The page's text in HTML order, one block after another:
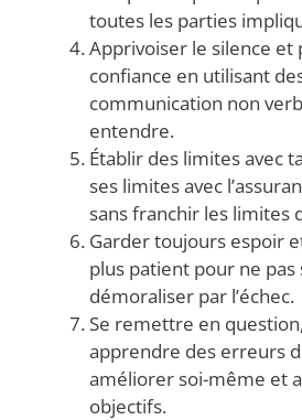
toutes les parties
Apprivoiser le silence et
confiance en utilisant
communication non
entendre.
Établir des limites avec
ses limites avec
sans franchir les limites
Garder toujours espoir
plus patient pour ne pas
démoraliser par l’échec.
Se remettre en
apprendre des erreurs
améliorer soi-même et
objectifs.